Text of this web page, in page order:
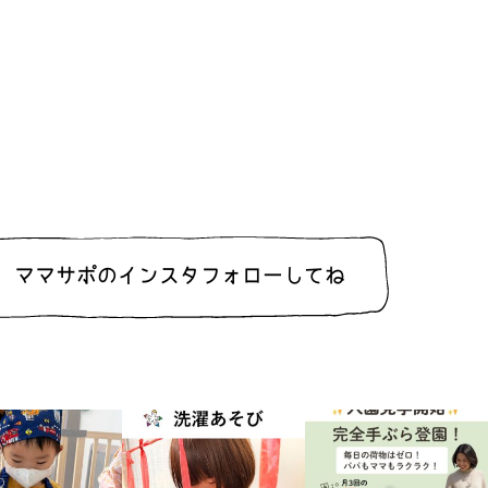
ママサポのインスタ フォローしてね